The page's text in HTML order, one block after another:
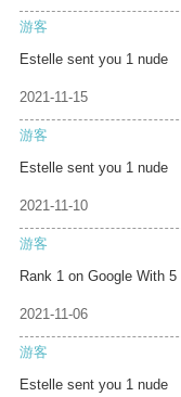
游客
Estelle sent you 1 nude
2021-11-15
游客
Estelle sent you 1 nude
2021-11-10
游客
Rank 1 on Google With 5
2021-11-06
游客
Estelle sent you 1 nude